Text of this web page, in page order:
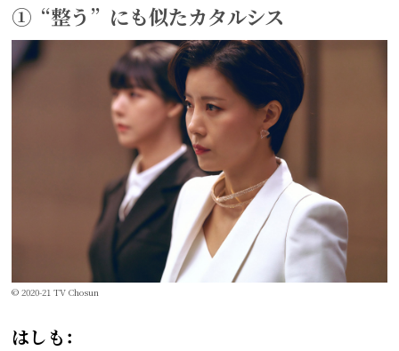
①“整う”にも似たカタルシス
© 2020-21 TV Chosun
はしも：